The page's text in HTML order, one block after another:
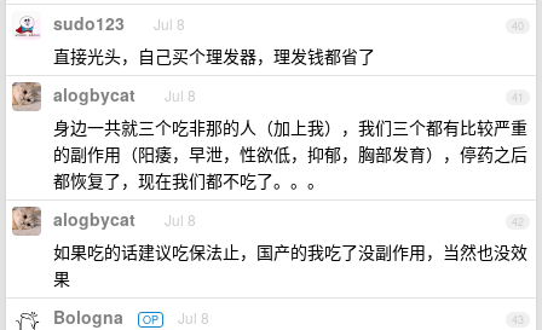
40
sudo123 Jul 8
直接光头，自己买个理发器，理发钱都省了
41
alogbycat Jul 8
身边一共就三个吃非那的人（加上我），我们三个都有比较严重
的副作用（阳痿，早泄，性欲低，抑郁，胸部发育），停药之后
都恢复了，现在我们都不吃了。。。
42
alogbycat Jul 8
如果吃的话建议吃保法止，国产的我吃了没副作用，当然也没效
果
43
Bologna OP Jul 8